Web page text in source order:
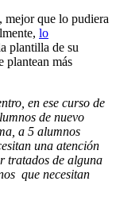
mejor que lo pudiera
lo
plantilla de su
plantean más
en ese curso de
de nuevo
a 5 alumnos
una atención
tratados de alguna
que necesitan